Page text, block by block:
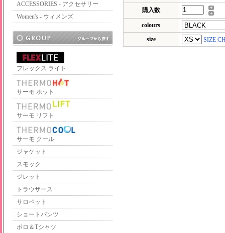
ACCESSORIES - アクセサリー
Women's - ウィメンズ
フレックス ライト
サーモ ホット
サーモ リフト
サーモ クール
ジャケット
スモック
ジレット
トラウザース
サロペット
ショートパンツ
ポロ＆Tシャツ
購入数
colours
size
SIZE